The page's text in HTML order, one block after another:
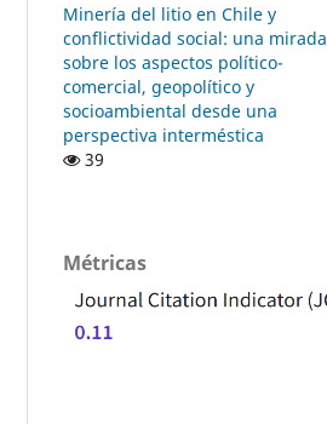
Minería del litio en Chile y
conflictividad social: una mirada
sobre los aspectos político-
comercial, geopolítico y
socioambiental desde una
perspectiva interméstica
39
Métricas